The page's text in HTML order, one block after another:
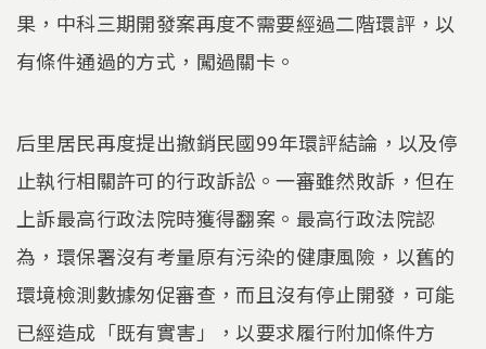
果，中科三期開發案再度不需要經過二階環評，以
有條件通過的方式，闖過關卡。
后里居民再度提出撤銷民國99年環評結論，以及停
止執行相關許可的行政訴訟。一審雖然敗訴，但在
上訴最高行政法院時獲得翻案。最高行政法院認
為，環保署沒有考量原有污染的健康風險，以舊的
環境檢測數據匆促審查，而且沒有停止開發，可能
已經造成「既有實害」，以要求履行附加條件方